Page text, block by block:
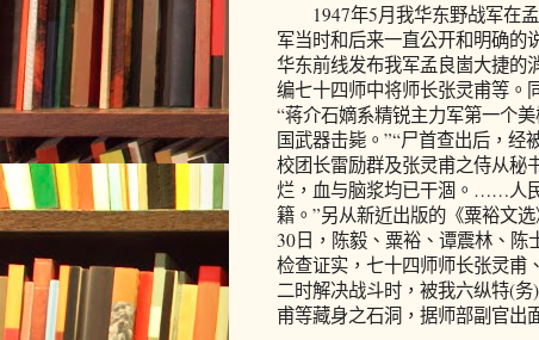
1947年5月我华东野战军在孟
军当时和后来一直公开和明确的
华东前线发布我军孟良崮大捷的
编七十四师中将师长张灵甫等。
“蒋介石嫡系精锐主力军第一个
国武器击毙。”“尸首查出后，经
校团长雷励群及张灵甫之侍从秘
烂，血与脑浆均已干涸。……人
籍。”另从新近出版的《粟裕文
30日，陈毅、粟裕、谭震林、陈
检查证实，七十四师师长张灵甫
二时解决战斗时，被我六纵特(
甫等藏身之石洞，据师部副官出